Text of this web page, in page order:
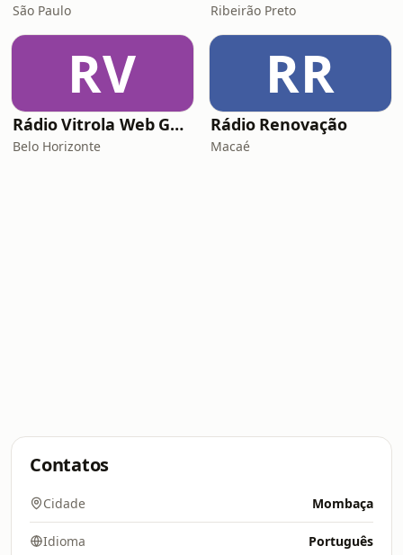
São Paulo Ribeirão Preto
RV
Rádio Vitrola Web Gospel
Belo Horizonte
RR
Rádio Renovação
Macaé
Contatos
Cidade Mombaça
Idioma Português